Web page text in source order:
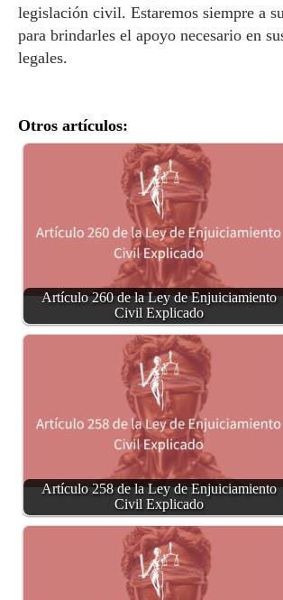
legislación civil. Estaremos siempre a
para brindarles el apoyo necesario en
legales.
Otros artículos:
Artículo 260 de la Ley de Enjuiciamiento
Civil Explicado
Artículo 258 de la Ley de Enjuiciamiento
Civil Explicado